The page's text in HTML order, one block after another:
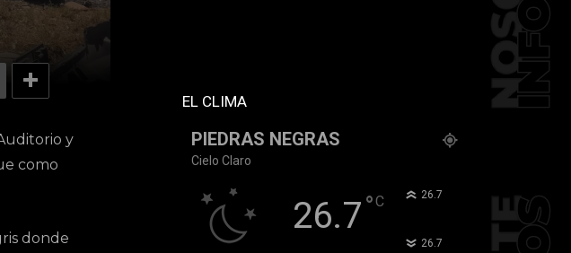
y
como
donde
EL CLIMA
PIEDRAS NEGRAS
Cielo Claro
26.7°C 26.7
26.7